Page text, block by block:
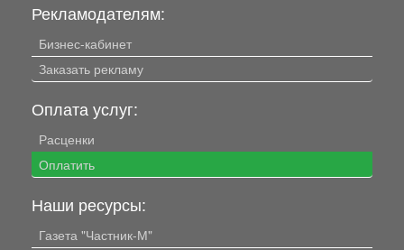
Рекламодателям:
Бизнес-кабинет
Заказать рекламу
Оплата услуг:
Расценки
Оплатить
Наши ресурсы:
Газета "Частник-М"